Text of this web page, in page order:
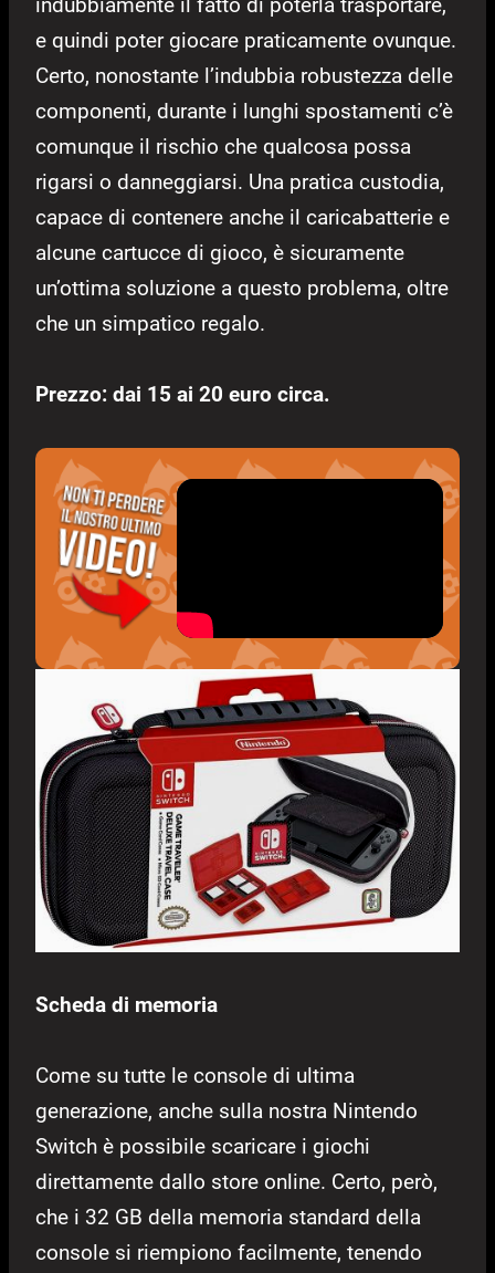
indubbiamente il fatto di poterla trasportare,
e quindi poter giocare praticamente ovunque.
Certo, nonostante l’indubbia robustezza delle
componenti, durante i lunghi spostamenti c’è
comunque il rischio che qualcosa possa
rigarsi o danneggiarsi. Una pratica custodia,
capace di contenere anche il caricabatterie e
alcune cartucce di gioco, è sicuramente
un’ottima soluzione a questo problema, oltre
che un simpatico regalo.
Prezzo: dai 15 ai 20 euro circa.
Scheda di memoria
Come su tutte le console di ultima
generazione, anche sulla nostra Nintendo
Switch è possibile scaricare i giochi
direttamente dallo store online. Certo, però,
che i 32 GB della memoria standard della
console si riempiono facilmente, tenendo